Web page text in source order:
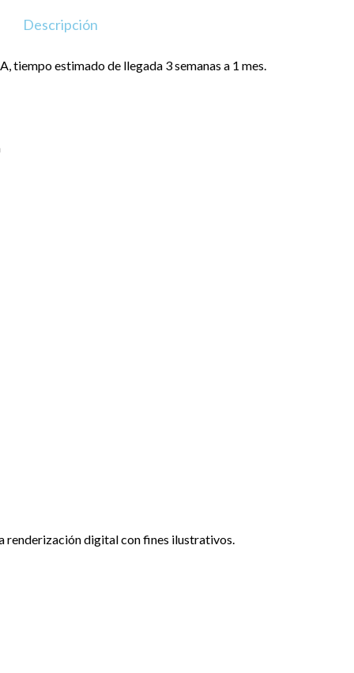
Descripción
tiempo estimado de llegada 3 semanas a 1 mes.
renderización digital con fines ilustrativos.